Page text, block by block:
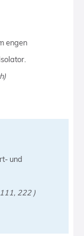
engen
und
222 )